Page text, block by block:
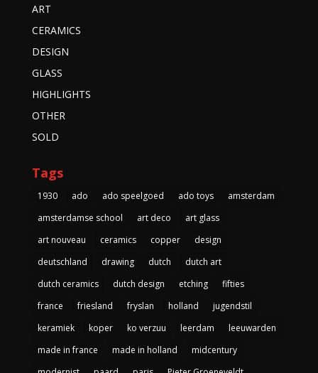
ART
CERAMICS
DESIGN
GLASS
HIGHLIGHTS
OTHER
SOLD
Tags
1930 ado ado speelgoed ado toys
amsterdam
amsterdamse school
art deco
art glass
art nouveau
ceramics copper
design
deutschland
drawing dutch
dutch art
dutch ceramics
dutch design etching
fifties
france
friesland fryslan holland
jugendstil
keramiek
koper ko verzuu leerdam
leeuwarden
made in france
made in holland
midcentury